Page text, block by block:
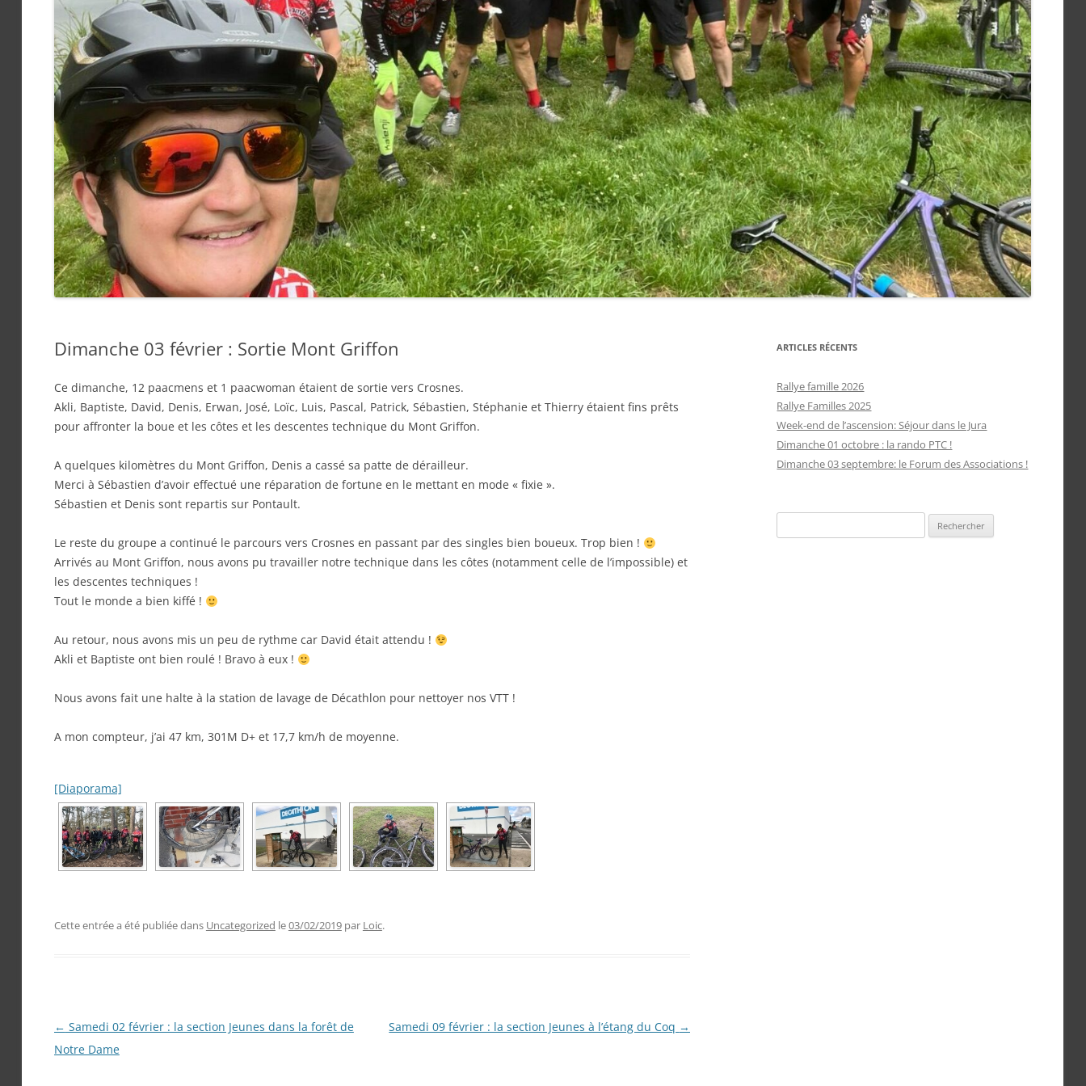
Dimanche 03 février : Sortie Mont Griffon
Ce dimanche, 12 paacmens et 1 paacwoman étaient de sortie vers Crosnes.
Akli, Baptiste, David, Denis, Erwan, José, Loïc, Luis, Pascal, Patrick, Sébastien, Stéphanie et Thierry étaient fins prêts
pour affronter la boue et les côtes et les descentes technique du Mont Griffon.
A quelques kilomètres du Mont Griffon, Denis a cassé sa patte de dérailleur.
Merci à Sébastien d’avoir effectué une réparation de fortune en le mettant en mode « fixie ».
Sébastien et Denis sont repartis sur Pontault.
Le reste du groupe a continué le parcours vers Crosnes en passant par des singles bien boueux. Trop bien !
Arrivés au Mont Griffon, nous avons pu travailler notre technique dans les côtes (notamment celle de l’impossible) et
les descentes techniques !
Tout le monde a bien kiffé !
Au retour, nous avons mis un peu de rythme car David était attendu !
Akli et Baptiste ont bien roulé ! Bravo à eux !
Nous avons fait une halte à la station de lavage de Décathlon pour nettoyer nos VTT !
A mon compteur, j’ai 47 km, 301M D+ et 17,7 km/h de moyenne.
[Diaporama]
Cette entrée a été publiée dans Uncategorized le03/02/2019 par Loic.
Navigation
des
← Samedi 02 février : la section Jeunes dans la forêt de
Notre Dame
Samedi 09 février : la section Jeunes à l’étang du Coq →
ARTICLES RÉCENTS
Rallye famille 2026
Rallye Familles 2025
Week-end de l’ascension: Séjour dans le Jura
Dimanche 01 octobre : la rando PTC !
Dimanche 03 septembre: le Forum des Associations !